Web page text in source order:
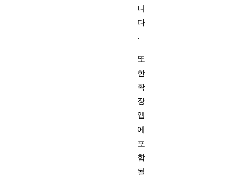
니
다
.
또
한
확
장
앱
에
포
함
될